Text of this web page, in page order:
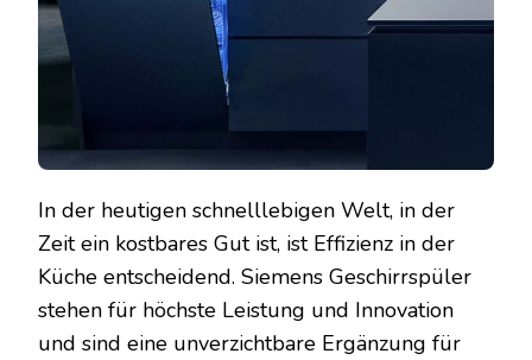
In der heutigen schnelllebigen Welt, in der
Zeit ein kostbares Gut ist, ist Effizienz in der
Küche entscheidend. Siemens Geschirrspüler
stehen für höchste Leistung und Innovation
und sind eine unverzichtbare Ergänzung für